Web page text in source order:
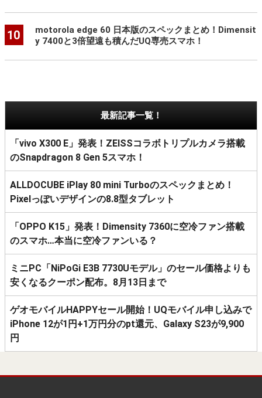
10
motorola edge 60 日本版のスペックまとめ！Dimensit
y 7400と3倍望遠も積んだUQ専売スマホ！
最新記事一覧！
「vivo X300 E」発表！ZEISSコラボトリプルカメラ搭載
のSnapdragon 8 Gen 5スマホ！
ALLDOCUBE iPlay 80 mini Turboのスペックまとめ！
Pixelっぽいデザインの8.8型タブレット
「OPPO K15」発表！Dimensity 7360に空冷ファン搭載
のスマホ…本当に空冷ファンいる？
ミニPC「NiPoGi E3B 7730Uモデル」のセール価格よりも
安くなるクーポン配布。8月13日まで
ゲオモバイルHAPPYセール開始！UQモバイル申し込みで
iPhone 12が1円+1万円分のpt還元、Galaxy S23が9,900
円